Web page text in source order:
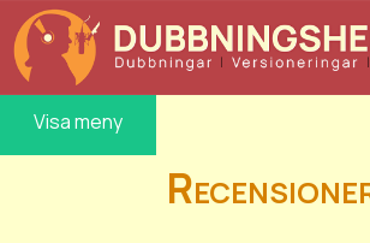
Visa meny